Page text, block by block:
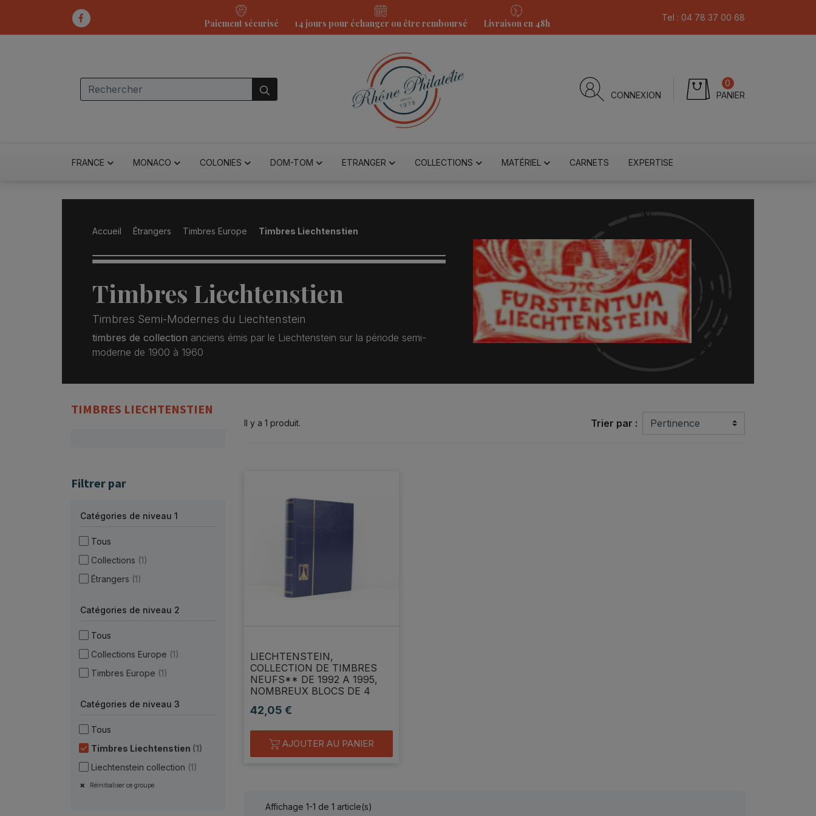
Paiement sécurisé 14 jours pour échanger ou être remboursé Livraison en 48h
Tel : 04 78 37 00 68
CONNEXION PANIER
0
FRANCE MONACO COLONIES DOM-TOM ETRANGER COLLECTIONS MATÉRIEL CARNETS EXPERTISE
Accueil Étrangers Timbres Europe Timbres Liechtenstien
Timbres Liechtenstien
Timbres Semi-Modernes du Liechtenstein
timbres de collection anciens émis par le Liechtenstein sur la période semi-
moderne de 1900 à 1960
TIMBRES LIECHTENSTIEN
Filtrer par
Catégories de niveau 1
Tous
Collections (1)
Étrangers (1)
Catégories de niveau 2
Tous
Collections Europe (1)
Timbres Europe (1)
Catégories de niveau 3
Tous
Timbres Liechtenstien (1)
Liechtenstein collection (1)
Réinitialiser ce groupe
Il y a 1 produit. Trier par :
LIECHTENSTEIN,
COLLECTION DE TIMBRES
NEUFS** DE 1992 A 1995,
NOMBREUX BLOCS DE 4
Prix
42,05 €
AJOUTER AU PANIER
Affichage 1-1 de 1 article(s)